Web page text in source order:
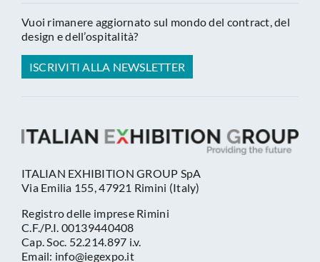
Vuoi rimanere aggiornato sul mondo del contract, del
design e dell’ospitalità?
ISCRIVITI ALLA NEWSLETTER
ITALIAN EXHIBITION GROUP SpA
Via Emilia 155, 47921 Rimini (Italy)
Registro delle imprese Rimini
C.F./P.I. 00139440408
Cap. Soc. 52.214.897 i.v.
Email: info@iegexpo.it